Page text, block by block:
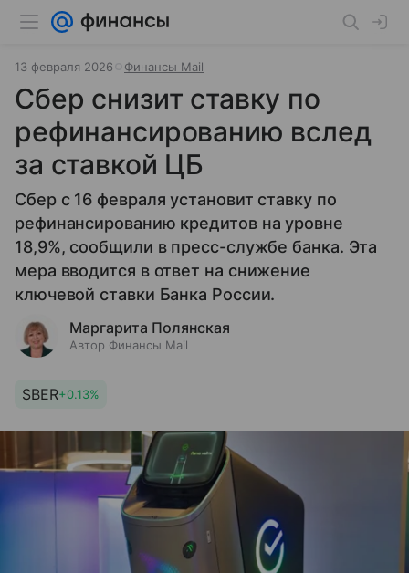
13 февраля 2026 Финансы Mail
Сбер снизит ставку по
рефинансированию вслед
за ставкой ЦБ
Сбер с 16 февраля установит ставку по
рефинансированию кредитов на уровне
18,9%, сообщили в пресс-службе банка. Эта
мера вводится в ответ на снижение
ключевой ставки Банка России.
Маргарита Полянская
Автор Финансы Mail
SBER+0.13%